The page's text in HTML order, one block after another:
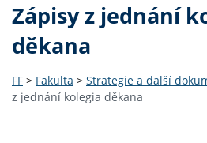
Zápisy z jednání
děkana
FF > Fakulta > Strategie a další
z jednání kolegia děkana